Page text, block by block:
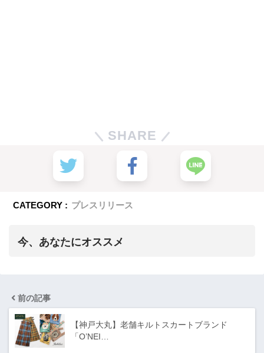
SHARE
CATEGORY : プレスリリース
今、あなたにオススメ
前の記事
【神戸大丸】老舗キルトスカートブランド
「O’NEI…